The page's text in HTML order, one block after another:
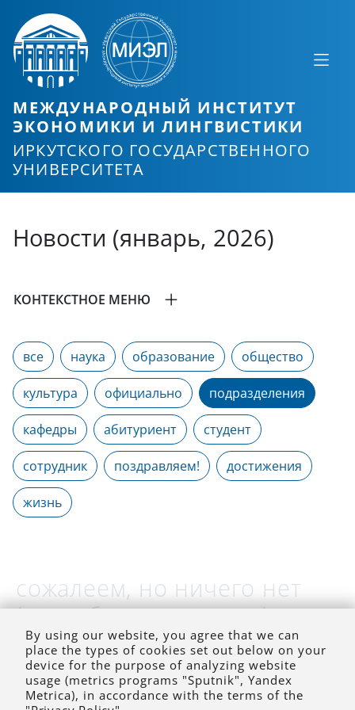
МЕЖДУНАРОДНЫЙ ИНСТИТУТ
ЭКОНОМИКИ И ЛИНГВИСТИКИ
ИРКУТСКОГО ГОСУДАРСТВЕННОГО
УНИВЕРСИТЕТА
Новости (январь, 2026)
КОНТЕКСТНОЕ МЕНЮ
все наука образование общество
культура официально подразделения
кафедры абитуриент студент
сотрудник поздравляем! достижения
жизнь
сожалеем, но ничего нет
(на выбранное время)
By using our website, you agree that we can
place the types of cookies set out below on your
device for the purpose of analyzing website
usage (metrics programs "Sputnik", Yandex
Metrica), in accordance with the terms of the